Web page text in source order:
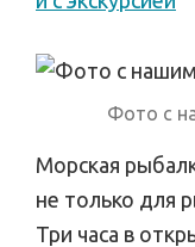
Фото с
Морская
не только для
Три часа в